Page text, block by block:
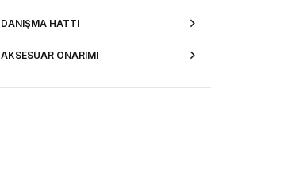
DANIŞMA HATTI
AKSESUAR ONARIMI